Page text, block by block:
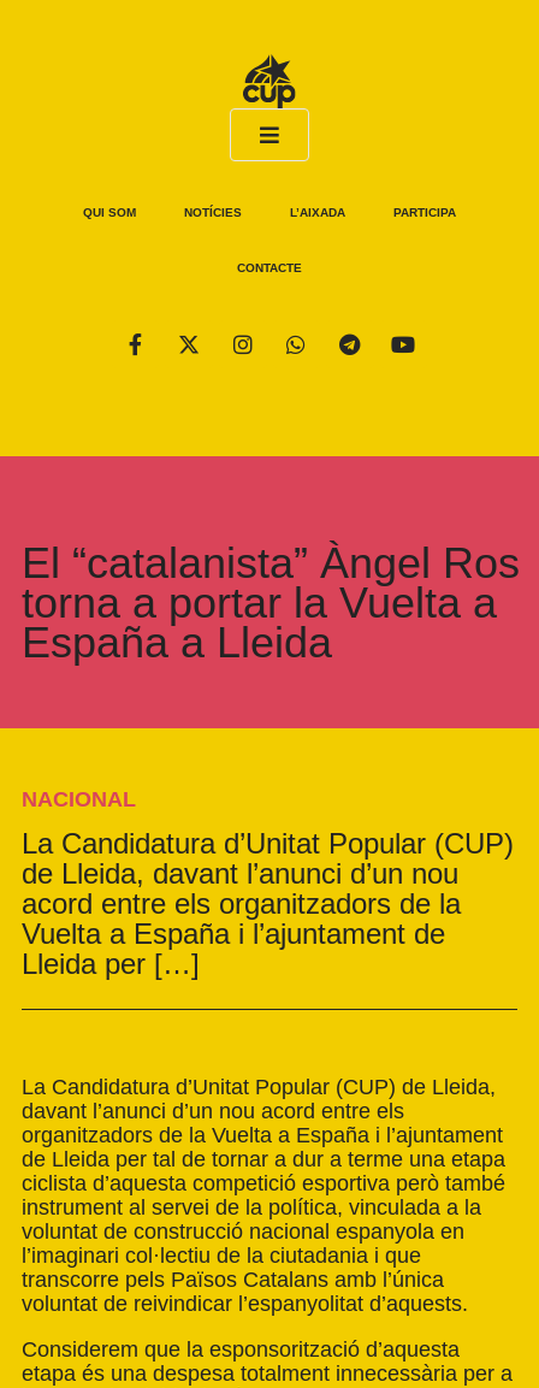
QUI SOM NOTÍCIES L’AIXADA PARTICIPA
CONTACTE
El “catalanista” Àngel Ros
torna a portar la Vuelta a
España a Lleida
NACIONAL
La Candidatura d’Unitat Popular (CUP)
de Lleida, davant l’anunci d’un nou
acord entre els organitzadors de la
Vuelta a España i l’ajuntament de
Lleida per […]
La Candidatura d’Unitat Popular (CUP) de Lleida,
davant l’anunci d’un nou acord entre els
organitzadors de la Vuelta a España i l’ajuntament
de Lleida per tal de tornar a dur a terme una etapa
ciclista d’aquesta competició esportiva però també
instrument al servei de la política, vinculada a la
voluntat de construcció nacional espanyola en
l’imaginari col·lectiu de la ciutadania i que
transcorre pels Països Catalans amb l’única
voluntat de reivindicar l’espanyolitat d’aquests.
Considerem que la esponsorització d’aquesta
etapa és una despesa totalment innecessària per a